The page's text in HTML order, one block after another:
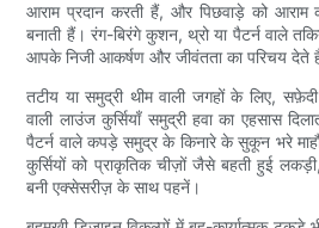
आराम प्रदान करती हैं, और पिछवाड़े को
बनाती हैं। रंग-बिरंगे कुशन, थ्रो या पैटर्न वाले
आपके निजी आकर्षण और जीवंतता का परिचय देते
तटीय या समुद्री थीम वाली जगहों के लिए,
वाली लाउंज कुर्सियाँ समुद्री हवा का एहसास
पैटर्न वाले कपड़े समुद्र के किनारे के सुकून भरे
कुर्सियों को प्राकृतिक चीज़ों जैसे बहती हुई
बनी एक्सेसरीज़ के साथ पहनें।